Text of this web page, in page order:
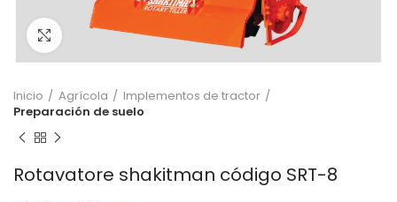
Click to enlarge
Inicio Agrícola
Implementos de tractor
Preparación de suelo
Rotavatore shakitman código SRT-8